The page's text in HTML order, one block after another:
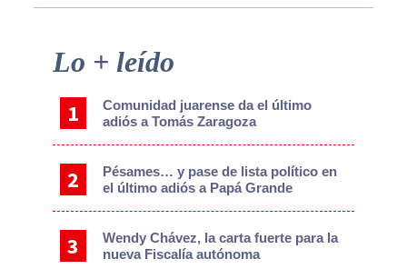
Primary
Sidebar
Lo + leído
Comunidad juarense da el último
adiós a Tomás Zaragoza
Pésames… y pase de lista político en
el último adiós a Papá Grande
Wendy Chávez, la carta fuerte para la
nueva Fiscalía autónoma